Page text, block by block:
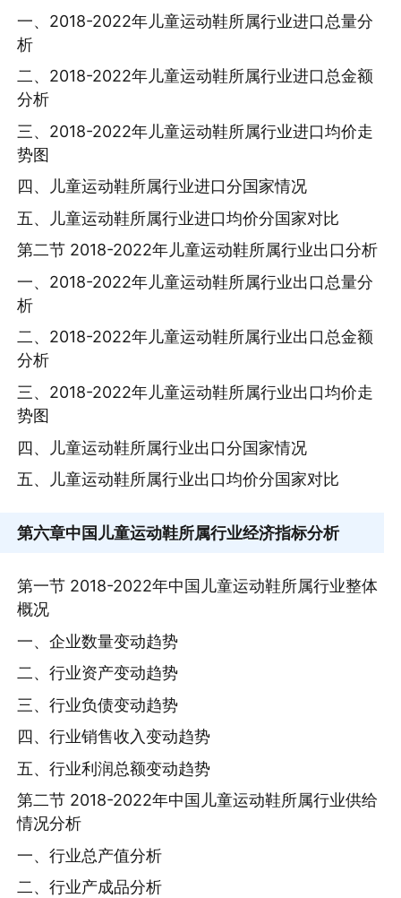
一、2018-2022年儿童运动鞋所属行业进口总量分
析
二、2018-2022年儿童运动鞋所属行业进口总金额
分析
三、2018-2022年儿童运动鞋所属行业进口均价走
势图
四、儿童运动鞋所属行业进口分国家情况
五、儿童运动鞋所属行业进口均价分国家对比
第二节 2018-2022年儿童运动鞋所属行业出口分析
一、2018-2022年儿童运动鞋所属行业出口总量分
析
二、2018-2022年儿童运动鞋所属行业出口总金额
分析
三、2018-2022年儿童运动鞋所属行业出口均价走
势图
四、儿童运动鞋所属行业出口分国家情况
五、儿童运动鞋所属行业出口均价分国家对比
第六章中国儿童运动鞋所属行业经济指标分析
第一节 2018-2022年中国儿童运动鞋所属行业整体
概况
一、企业数量变动趋势
二、行业资产变动趋势
三、行业负债变动趋势
四、行业销售收入变动趋势
五、行业利润总额变动趋势
第二节 2018-2022年中国儿童运动鞋所属行业供给
情况分析
一、行业总产值分析
二、行业产成品分析